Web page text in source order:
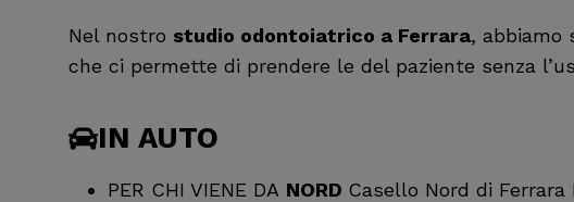
Nel nostro studio odontoiatrico a Ferrara, abbiamo
che ci permette di prendere le del paziente senza
IN AUTO
PER CHI VIENE DA NORD Casello Nord di Ferrara